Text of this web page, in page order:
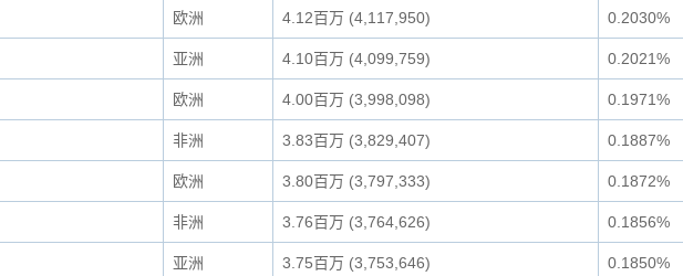
欧洲 4.12百万 (4,117,950) 0.2030%
亚洲 4.10百万 (4,099,759) 0.2021%
欧洲 4.00百万 (3,998,098) 0.1971%
非洲 3.83百万 (3,829,407) 0.1887%
欧洲 3.80百万 (3,797,333) 0.1872%
非洲 3.76百万 (3,764,626) 0.1856%
亚洲 3.75百万 (3,753,646) 0.1850%